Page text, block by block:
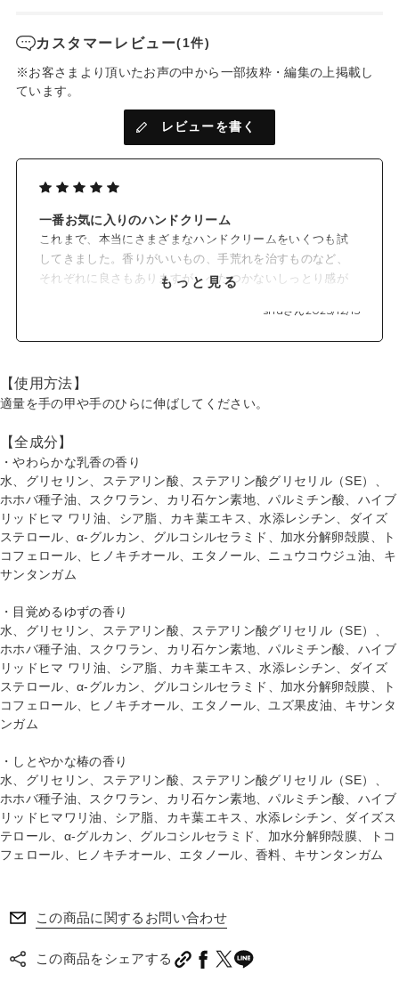
ん、天然由来成分のみでつくられたハンドクリーム。
お料理の前、小さなお子さん、ペットに触れるときも気になり
ません。働きものの手肌をやさしさと贅沢なうるおいで守りま
ビタミンC や、ビタミンA・D・E、タンニンを含む「柿の葉」。
保水性を高めるレシチンやビタミンB 群、E を含む「大豆」。
内容量：40g
香り：
・やわらかな乳香の香り
(穏やかでやわらかい乳香の香り)
カスタマーレビュー(1件)
※お客さまより頂いたお声の中から一部抜粋・編集の上掲載し
ています。
レビューを書く
一番お気に入りのハンドクリーム
これまで、本当にさまざまなハンドクリームをいくつも試
してきました。香りがいいもの、手荒れを治すものなど、
それぞれに良さもありますが、べたつかないしっとり感が
決して安くないのと、手軽に買いに行けないのが難点です
もっと見る
shuさん2025/12/15
【使用方法】
適量を手の甲や手のひらに伸ばしてください。
【全成分】
・やわらかな乳香の香り
水、グリセリン、ステアリン酸、ステアリン酸グリセリル（SE）、
ホホバ種子油、スクワラン、カリ石ケン素地、パルミチン酸、ハイブ
リッドヒマ ワリ油、シア脂、カキ葉エキス、水添レシチン、ダイズ
ステロール、α-グルカン、グルコシルセラミド、加水分解卵殻膜、ト
コフェロール、ヒノキチオール、エタノール、ニュウコウジュ油、キ
サンタンガム
・目覚めるゆずの香り
水、グリセリン、ステアリン酸、ステアリン酸グリセリル（SE）、
ホホバ種子油、スクワラン、カリ石ケン素地、パルミチン酸、ハイブ
リッドヒマ ワリ油、シア脂、カキ葉エキス、水添レシチン、ダイズ
ステロール、α-グルカン、グルコシルセラミド、加水分解卵殻膜、ト
コフェロール、ヒノキチオール、エタノール、ユズ果皮油、キサンタ
ンガム
・しとやかな椿の香り
水、グリセリン、ステアリン酸、ステアリン酸グリセリル（SE）、
ホホバ種子油、スクワラン、カリ石ケン素地、パルミチン酸、ハイブ
リッドヒマワリ油、シア脂、カキ葉エキス、水添レシチン、ダイズス
テロール、α-グルカン、グルコシルセラミド、加水分解卵殻膜、トコ
フェロール、ヒノキチオール、エタノール、香料、キサンタンガム
この商品に関するお問い合わせ
この商品をシェアする